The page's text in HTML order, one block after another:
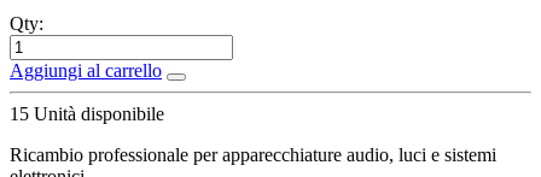
Qty:
Aggiungi al carrello
15 Unità disponibile
Ricambio professionale per apparecchiature audio, luci e sistemi